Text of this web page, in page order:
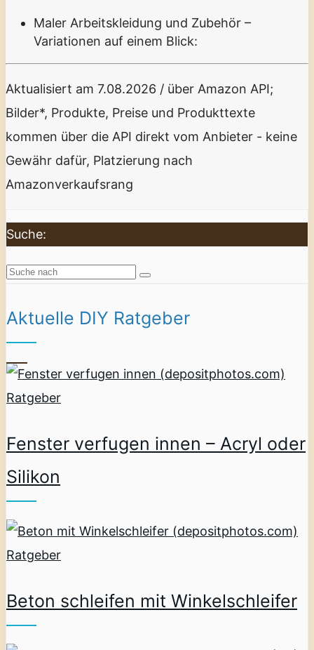
Maler Arbeitskleidung und Zubehör –
Variationen auf einem Blick:
Aktualisiert am 7.08.2026 / über Amazon API;
Bilder*, Produkte, Preise und Produkttexte
kommen über die API direkt vom Anbieter - keine
Gewähr dafür, Platzierung nach
Amazonverkaufsrang
Suche:
Aktuelle DIY Ratgeber
Ratgeber
Fenster verfugen innen – Acryl oder
Silikon
Ratgeber
Beton schleifen mit Winkelschleifer